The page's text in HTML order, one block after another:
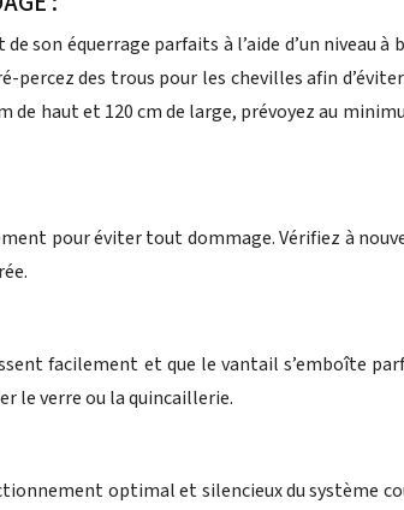
son équerrage parfaits à l’aide d’un niveau
des trous pour les chevilles afin
haut et 120 cm de large, prévoyez au
pour éviter tout dommage. Vérifiez à
facilement et que le vantail s’emboîte
le verre ou la quincaillerie.
optimal et silencieux du système